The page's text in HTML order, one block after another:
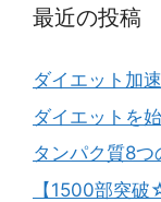
最近の投稿
ダイエット加
ダイエットを
タンパク質8
【1500部突